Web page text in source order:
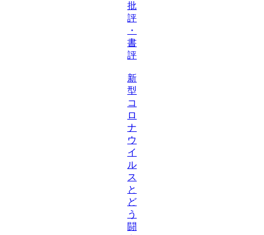
批
評
・
書
評
新
型
コ
ロ
ナ
ウ
イ
ル
ス
と
ど
う
闘